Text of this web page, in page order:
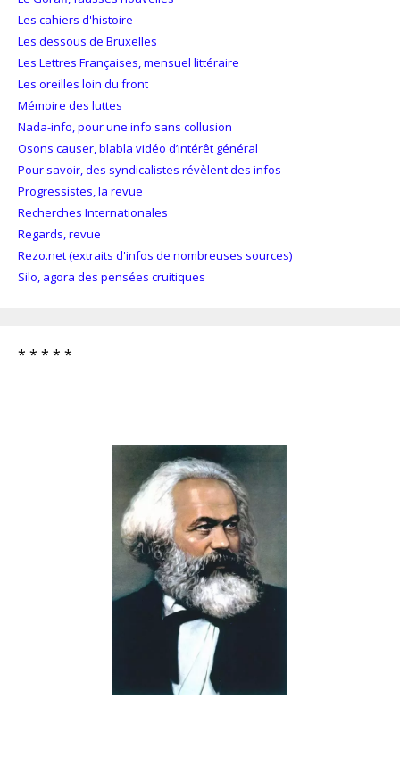
Les cahiers d'histoire
Les dessous de Bruxelles
Les Lettres Françaises, mensuel littéraire
Les oreilles loin du front
Mémoire des luttes
Nada-info, pour une info sans collusion
Osons causer, blabla vidéo d’intérêt général
Pour savoir, des syndicalistes révèlent des infos
Progressistes, la revue
Recherches Internationales
Regards, revue
Rezo.net (extraits d'infos de nombreuses sources)
Silo, agora des pensées cruitiques
* * * * *